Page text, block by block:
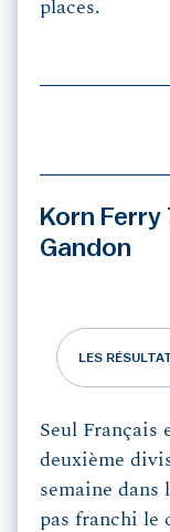
places.
Korn
Gandon
LES
Seul Français
deuxième
semaine dans
pas franchi le